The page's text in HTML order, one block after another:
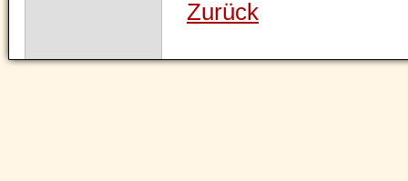
Zurück
Navigation